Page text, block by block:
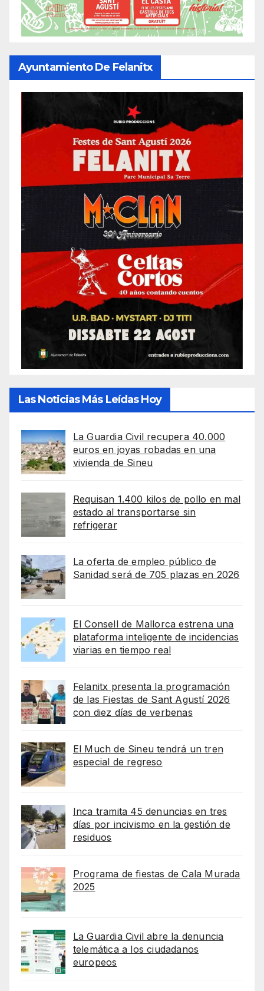
Ayuntamiento De Felanitx
Las Noticias Más Leídas Hoy
La Guardia Civil recupera 40.000
euros en joyas robadas en una
vivienda de Sineu
Requisan 1.400 kilos de pollo en mal
estado al transportarse sin
refrigerar
La oferta de empleo público de
Sanidad será de 705 plazas en 2026
El Consell de Mallorca estrena una
plataforma inteligente de incidencias
viarias en tiempo real
Felanitx presenta la programación
de las Fiestas de Sant Agustí 2026
con diez días de verbenas
El Much de Sineu tendrá un tren
especial de regreso
Inca tramita 45 denuncias en tres
días por incivismo en la gestión de
residuos
Programa de fiestas de Cala Murada
2025
La Guardia Civil abre la denuncia
telemática a los ciudadanos
europeos